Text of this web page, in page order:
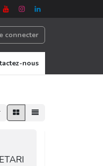
connecter
nous
ETARI